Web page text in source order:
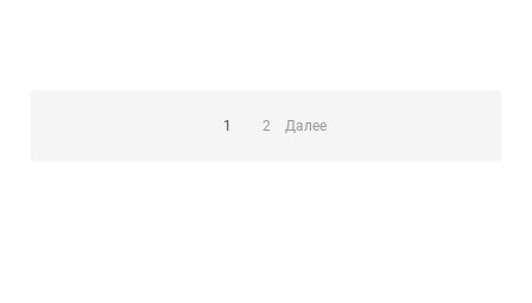
1 2 Далее